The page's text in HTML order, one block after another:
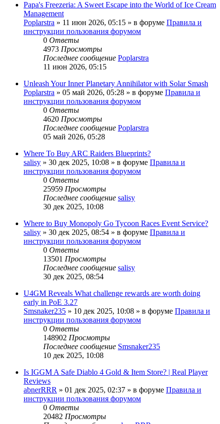
Papa's Freezeria: A Sweet Escape into the World of Ice Cream
Management
Poplarstra » 11 июн 2026, 05:15 » в форуме Правила и
инструкции пользования форумом
0 Ответы
4973 Просмотры
Последнее сообщение Poplarstra
11 июн 2026, 05:15
Unleash Your Inner Planetary Annihilator with Solar Smash
Poplarstra » 05 май 2026, 05:28 » в форуме Правила и
инструкции пользования форумом
0 Ответы
4620 Просмотры
Последнее сообщение Poplarstra
05 май 2026, 05:28
Where To Buy ARC Raiders Blueprints?
salisy » 30 дек 2025, 10:08 » в форуме Правила и
инструкции пользования форумом
0 Ответы
25959 Просмотры
Последнее сообщение salisy
30 дек 2025, 10:08
Where to Buy Monopoly Go Tycoon Races Event Service?
salisy » 30 дек 2025, 08:54 » в форуме Правила и
инструкции пользования форумом
0 Ответы
13501 Просмотры
Последнее сообщение salisy
30 дек 2025, 08:54
U4GM Reveals What challenge rewards are worth doing
early in PoE 3.27
Smsnaker235 » 10 дек 2025, 10:08 » в форуме Правила и
инструкции пользования форумом
0 Ответы
148902 Просмотры
Последнее сообщение Smsnaker235
10 дек 2025, 10:08
Is IGGM A Safe Diablo 4 Gold & Item Store? | Real Player
Reviews
abnerRRR » 01 дек 2025, 02:37 » в форуме Правила и
инструкции пользования форумом
0 Ответы
20482 Просмотры